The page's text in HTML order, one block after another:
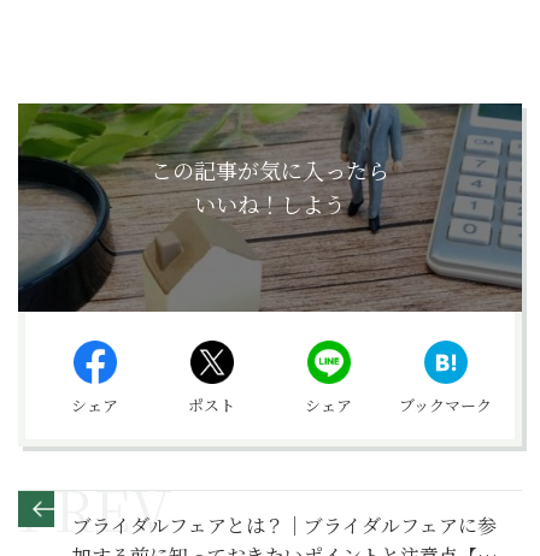
この記事が気に入ったら
いいね！しよう
シェア ポスト シェア ブックマーク
ブライダルフェアとは？｜ブライダルフェアに参